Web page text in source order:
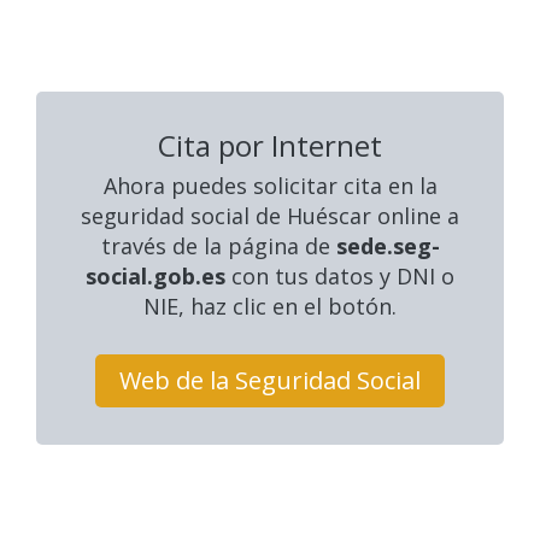
Cita por Internet
Ahora puedes solicitar cita en la
seguridad social de Huéscar online a
través de la página de sede.seg-
social.gob.es con tus datos y DNI o
NIE, haz clic en el botón.
Web de la Seguridad Social